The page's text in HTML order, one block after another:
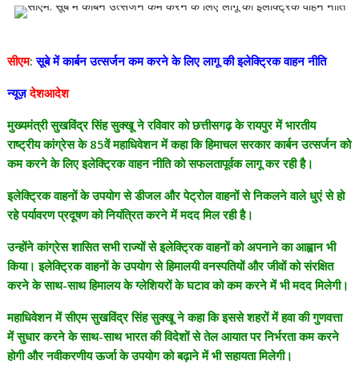
सीएम:सूबे में कार्बन उत्सर्जन कम करने के लिए लागू की इलेक्ट्रिक वाहन नीति
न्यूज़ देशआदेश
मुख्यमंत्री सुखविंद्र सिंह सुक्खू ने रविवार को छत्तीसगढ़ के रायपुर में भारतीय
राष्ट्रीय कांग्रेस के 85वें महाधिवेशन में कहा कि हिमाचल सरकार कार्बन उत्सर्जन को
कम करने के लिए इलेक्ट्रिक वाहन नीति को सफलतापूर्वक लागू कर रही है।
इलेक्ट्रिक वाहनों के उपयोग से डीजल और पेट्रोल वाहनों से निकलने वाले धुएं से हो
रहे पर्यावरण प्रदूषण को नियंत्रित करने में मदद मिल रही है।
उन्होंने कांग्रेस शासित सभी राज्यों से इलेक्ट्रिक वाहनों को अपनाने का आह्वान भी
किया। इलेक्ट्रिक वाहनों के उपयोग से हिमालयी वनस्पतियों और जीवों को संरक्षित
करने के साथ-साथ हिमालय के ग्लेशियरों के घटाव को कम करने में भी मदद मिलेगी।
महाधिवेशन में सीएम सुखविंद्र सिंह सुक्खू ने कहा कि इससे शहरों में हवा की गुणवत्ता
में सुधार करने के साथ-साथ भारत की विदेशों से तेल आयात पर निर्भरता कम करने
होगी और नवीकरणीय ऊर्जा के उपयोग को बढ़ाने में भी सहायता मिलेगी।